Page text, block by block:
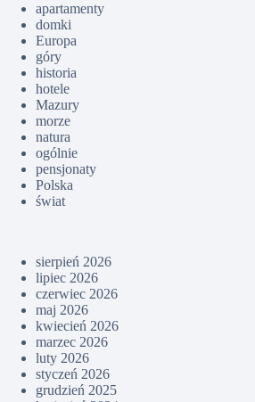
apartamenty
domki
Europa
góry
historia
hotele
Mazury
morze
natura
ogólnie
pensjonaty
Polska
świat
sierpień 2026
lipiec 2026
czerwiec 2026
maj 2026
kwiecień 2026
marzec 2026
luty 2026
styczeń 2026
grudzień 2025